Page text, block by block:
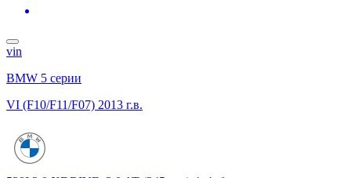
vin
BMW 5 серии
VI (F10/F11/F07) 2013 г.в.